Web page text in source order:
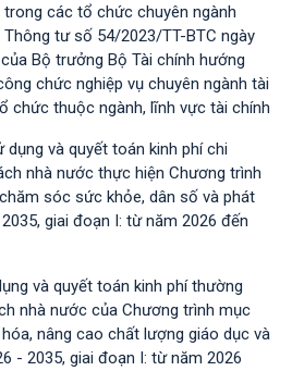
các tổ chức chuyên ngành
Thông tư số 54/2023/TT-BTС ngày
Bộ trưởng Bộ Tài chính hướng
chức nghiệp vụ chuyên ngành tài
chức thuộc ngành, lĩnh vực tài chính
dụng và quyết toán kinh phí chi
nhà nước thực hiện Chương trình
sóc sức khỏe, dân số và phát
giai đoạn I: từ năm 2026 đến
và quyết toán kinh phí thường
nhà nước của Chương trình mục
nâng cao chất lượng giáo dục và
- 2035, giai đoạn I: từ năm 2026